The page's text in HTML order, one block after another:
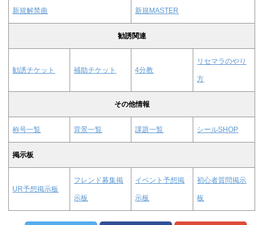
新規解禁曲 新規MASTER
勧誘関連
勧誘チケット 補助チケット 4分教
リセマラのやり
方
その他情報
称号一覧 背景一覧 課題一覧 シールSHOP
掲示板
UR予想掲示板
フレンド募集掲
示板
イベント予想掲
示板
初心者質問掲示
板